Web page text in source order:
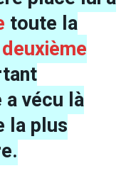
toute la
vécu là
la plus